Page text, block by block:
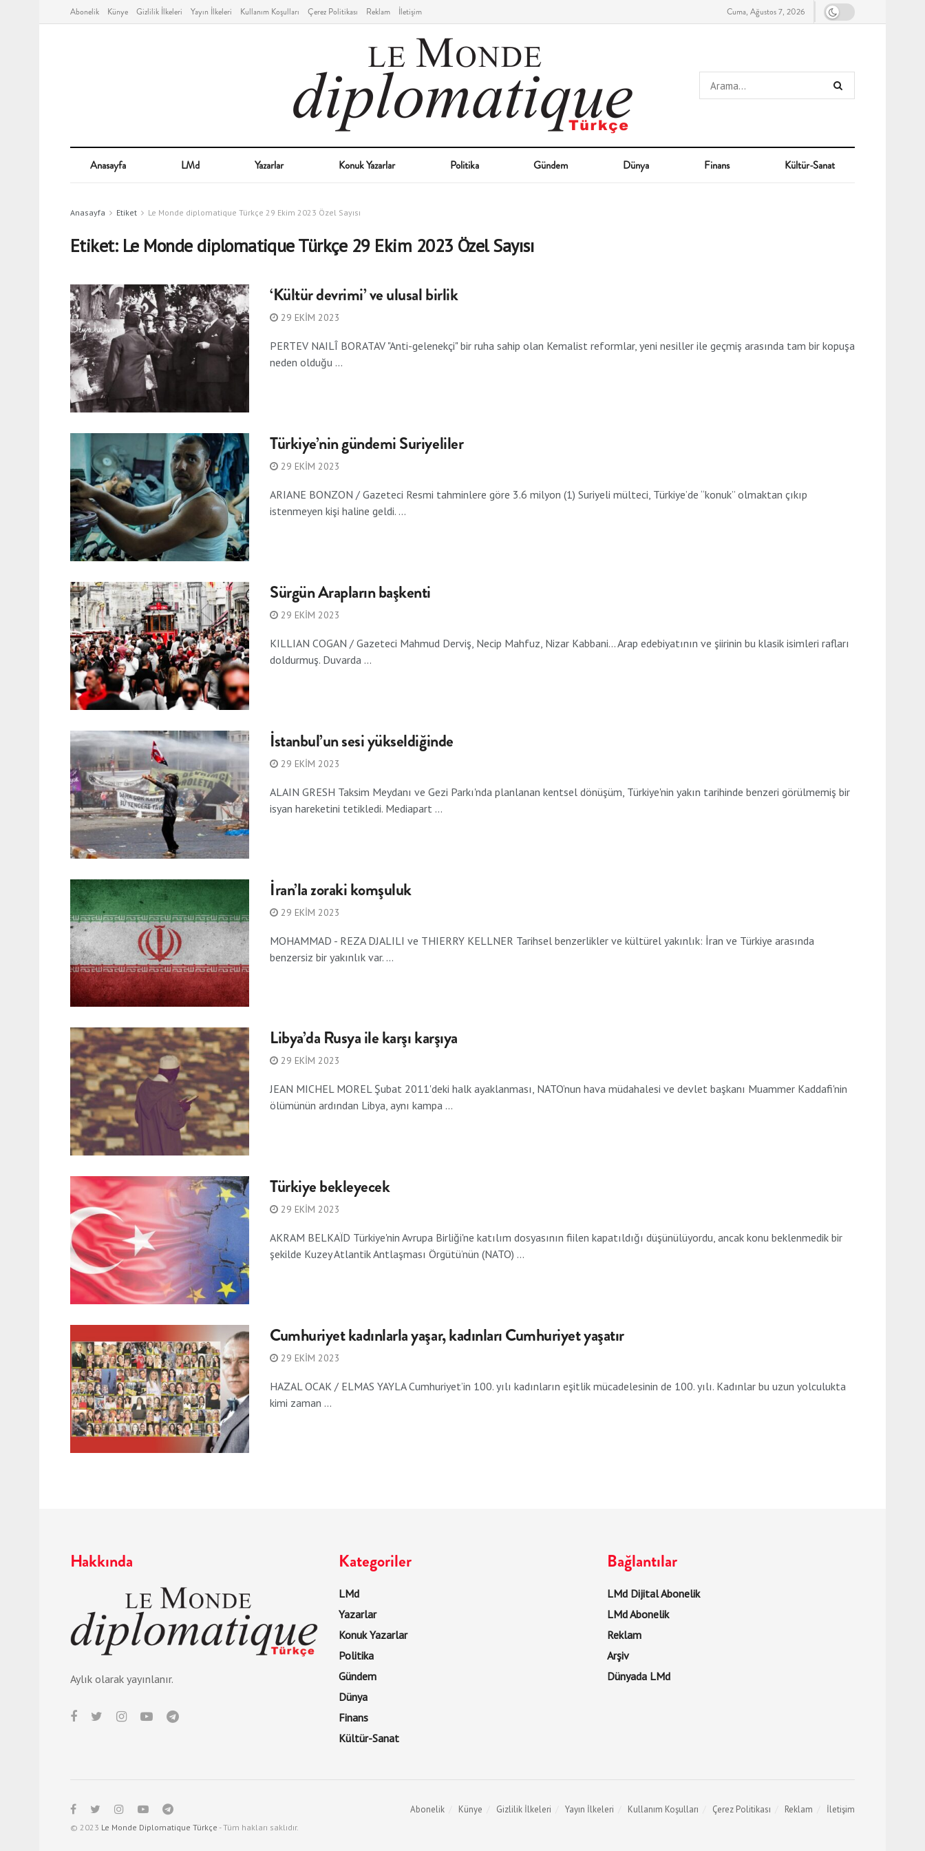
Abonelik Künye Gizlilik İlkeleri Yayın İlkeleri Kullanım Koşulları Çerez Politikası Reklam İletişim Cuma, Ağustos 7, 2026
Anasayfa LMd Yazarlar Konuk Yazarlar Politika Gündem Dünya Finans Kültür-Sanat
Anasayfa Etiket Le Monde diplomatique Türkçe 29 Ekim 2023 Özel Sayısı
Etiket: Le Monde diplomatique Türkçe 29 Ekim 2023 Özel Sayısı
‘Kültür devrimi’ ve ulusal birlik
29 EKIM 2023
PERTEV NAILÎ BORATAV "Anti-gelenekçi" bir ruha sahip olan Kemalist reformlar, yeni nesiller ile geçmiş arasında tam bir kopuşa
neden olduğu ...
Türkiye’nin gündemi Suriyeliler
29 EKIM 2023
ARIANE BONZON / Gazeteci Resmi tahminlere göre 3.6 milyon (1) Suriyeli mülteci, Türkiye’de “konuk” olmaktan çıkıp
istenmeyen kişi haline geldi. ...
Sürgün Arapların başkenti
29 EKIM 2023
KILLIAN COGAN / Gazeteci Mahmud Derviş, Necip Mahfuz, Nizar Kabbani... Arap edebiyatının ve şiirinin bu klasik isimleri rafları
doldurmuş. Duvarda ...
İstanbul’un sesi yükseldiğinde
29 EKIM 2023
ALAIN GRESH Taksim Meydanı ve Gezi Parkı'nda planlanan kentsel dönüşüm, Türkiye'nin yakın tarihinde benzeri görülmemiş bir
isyan hareketini tetikledi. Mediapart ...
İran’la zoraki komşuluk
29 EKIM 2023
MOHAMMAD - REZA DJALILI ve THIERRY KELLNER Tarihsel benzerlikler ve kültürel yakınlık: İran ve Türkiye arasında
benzersiz bir yakınlık var. ...
Libya’da Rusya ile karşı karşıya
29 EKIM 2023
JEAN MICHEL MOREL Şubat 2011'deki halk ayaklanması, NATO’nun hava müdahalesi ve devlet başkanı Muammer Kaddafi'nin
ölümünün ardından Libya, aynı kampa ...
Türkiye bekleyecek
29 EKIM 2023
AKRAM BELKAÏD Türkiye'nin Avrupa Birliği'ne katılım dosyasının fiilen kapatıldığı düşünülüyordu, ancak konu beklenmedik bir
şekilde Kuzey Atlantik Antlaşması Örgütü’nün (NATO) ...
Cumhuriyet kadınlarla yaşar, kadınları Cumhuriyet yaşatır
29 EKIM 2023
HAZAL OCAK / ELMAS YAYLA Cumhuriyet’in 100. yılı kadınların eşitlik mücadelesinin de 100. yılı. Kadınlar bu uzun yolculukta
kimi zaman ...
Hakkında
Aylık olarak yayınlanır.
Kategoriler
LMd
Yazarlar
Konuk Yazarlar
Politika
Gündem
Dünya
Finans
Kültür-Sanat
Bağlantılar
LMd Dijital Abonelik
LMd Abonelik
Reklam
Arşiv
Dünyada LMd
Abonelik Künye Gizlilik İlkeleri Yayın İlkeleri Kullanım Koşulları Çerez Politikası Reklam İletişim
© 2023 Le Monde Diplomatique Türkçe - Tüm hakları saklıdır.